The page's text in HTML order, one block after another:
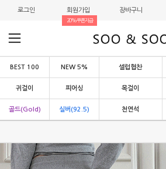
로그인 회원가입
20%쿠폰지급
장바구니
BEST 100 NEW 5% 셀럽협찬
귀걸이 피어싱 목걸이
골드(Gold) 실버(92.5) 천연석